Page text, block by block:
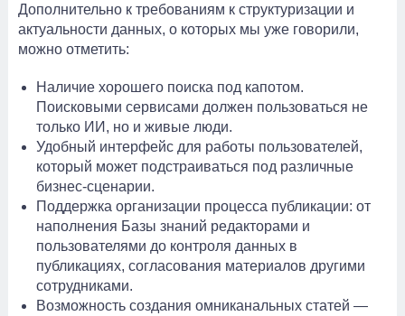
Дополнительно к требованиям к структуризации и
актуальности данных, о которых мы уже говорили,
можно отметить:
Наличие хорошего поиска под капотом.
Поисковыми сервисами должен пользоваться не
только ИИ, но и живые люди.
Удобный интерфейс для работы пользователей,
который может подстраиваться под различные
бизнес-сценарии.
Поддержка организации процесса публикации: от
наполнения Базы знаний редакторами и
пользователями до контроля данных в
публикациях, согласования материалов другими
сотрудниками.
Возможность создания омниканальных статей —